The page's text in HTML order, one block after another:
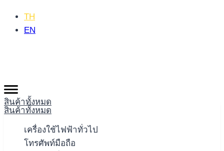
TH
EN
สินค้าทั้งหมด
สินค้าทั้งหมด
เครื่องใช้ไฟฟ้าทั่วไป
โทรศัพท์มือถือ